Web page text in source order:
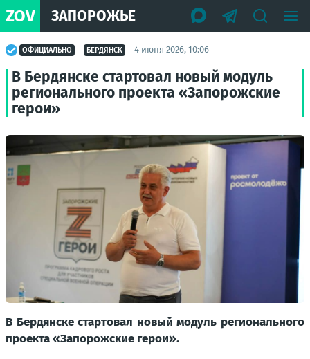
ZOV ЗАПОРОЖЬЕ
ОФИЦИАЛЬНО БЕРДЯНСК 4 июня 2026, 10:06
В Бердянске стартовал новый модуль
регионального проекта «Запорожские
герои»
В Бердянске стартовал новый модуль регионального
проекта «Запорожские герои».